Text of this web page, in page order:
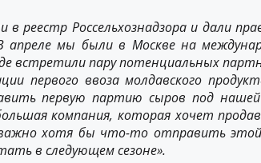
реестр Россельхознадзора и дали
апреле мы были в Москве на
встретили пару потенциальных
первого ввоза молдавского
первую партию сыров под
компания, которая хочет
важно хотя бы что-то отправить
в следующем сезоне».